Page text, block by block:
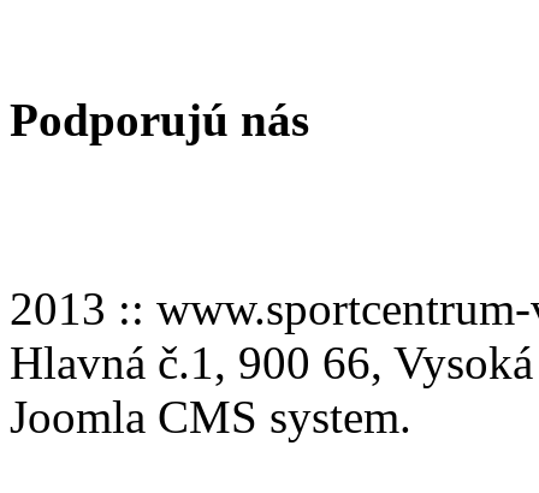
Podporujú nás
2013 ::
Hlavná č.1, 900 66,
Joomla CMS system.